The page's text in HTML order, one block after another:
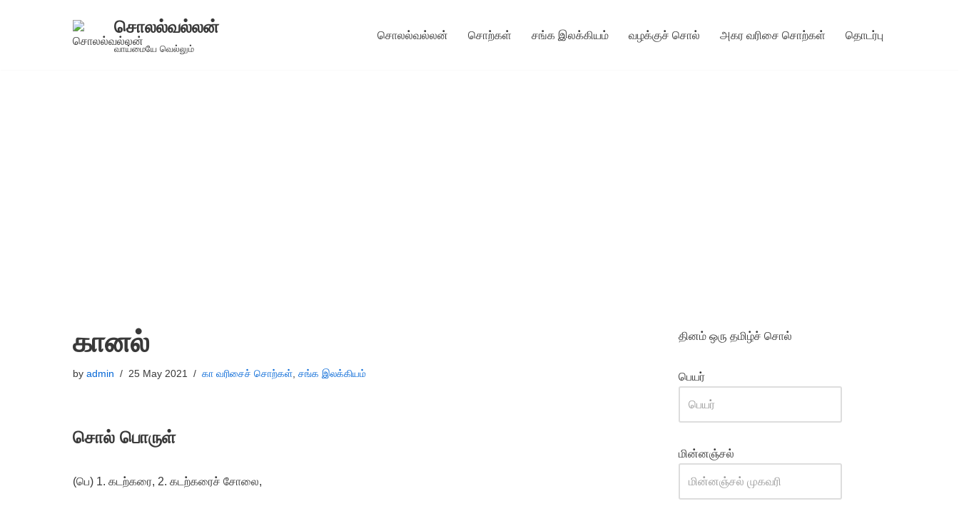
சொலல்வல்லன்
வாய்மையே வெல்லும்
சொலல்வல்லன் சொற்கள் சங்க இலக்கியம் வழக்குச் சொல் அகர வரிசை சொற்கள் தொடர்பு
கானல்
by admin 25 May 2021 கா வரிசைச் சொற்கள் சங்க இலக்கியம்
சொல் பொருள்
(பெ) 1. கடற்கரை, 2. கடற்கரைச் சோலை,
தினம் ஒரு தமிழ்ச் சொல்
பெயர்
மின்னஞ்சல்